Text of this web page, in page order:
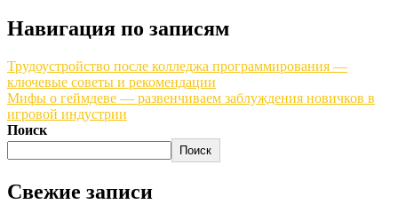
Навигация по записям
Трудоустройство после колледжа программирования —
ключевые советы и рекомендации
Мифы о геймдеве — развенчиваем заблуждения новичков в
игровой индустрии
Поиск
Поиск
Свежие записи